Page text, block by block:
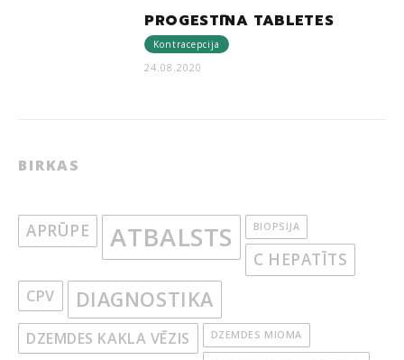
PROGESTĪNA TABLETES
Kontracepcija
24.08.2020
BIRKAS
APRŪPE ATBALSTS BIOPSIJA
C HEPATĪTS
CPV DIAGNOSTIKA
DZEMDES KAKLA VĒZIS DZEMDES MIOMA